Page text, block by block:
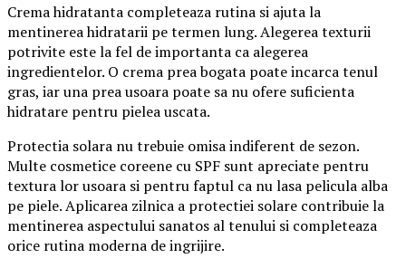
Crema hidratanta completeaza rutina si ajuta la
mentinerea hidratarii pe termen lung. Alegerea texturii
potrivite este la fel de importanta ca alegerea
ingredientelor. O crema prea bogata poate incarca tenul
gras, iar una prea usoara poate sa nu ofere suficienta
hidratare pentru pielea uscata.
Protectia solara nu trebuie omisa indiferent de sezon.
Multe cosmetice coreene cu SPF sunt apreciate pentru
textura lor usoara si pentru faptul ca nu lasa pelicula alba
pe piele. Aplicarea zilnica a protectiei solare contribuie la
mentinerea aspectului sanatos al tenului si completeaza
orice rutina moderna de ingrijire.